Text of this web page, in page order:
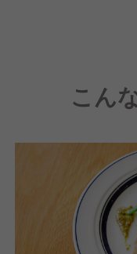
プ。また、フラン
ー」木村周一郎に
発された最高級の
うパン」を追求し
こん